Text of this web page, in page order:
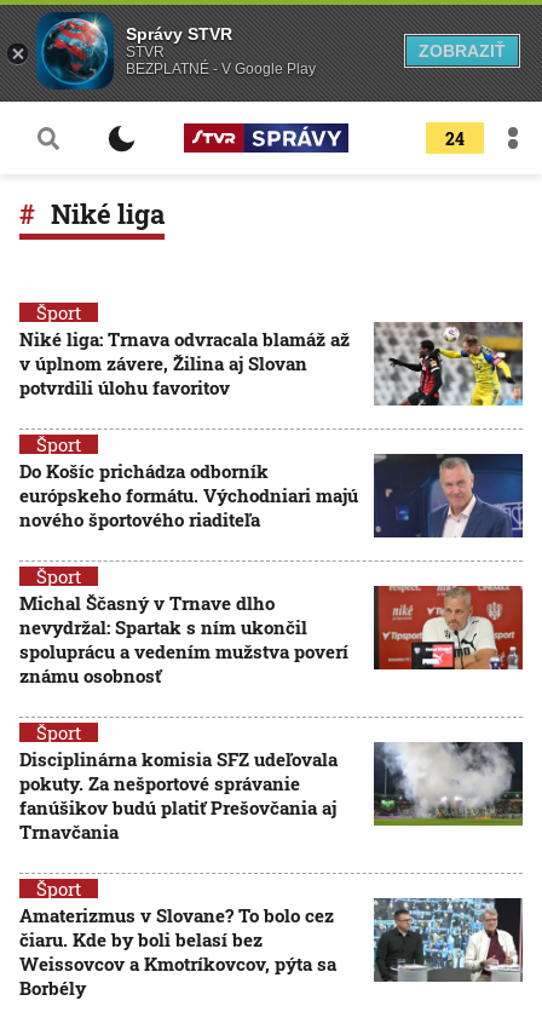
24
Niké liga
Šport
Niké liga: Trnava odvracala blamáž až
v úplnom závere, Žilina aj Slovan
potvrdili úlohu favoritov
Šport
Do Košíc prichádza odborník
európskeho formátu. Východniari majú
nového športového riaditeľa
Šport
Michal Ščasný v Trnave dlho
nevydržal: Spartak s ním ukončil
spoluprácu a vedením mužstva poverí
známu osobnosť
Šport
Disciplinárna komisia SFZ udeľovala
pokuty. Za nešportové správanie
fanúšikov budú platiť Prešovčania aj
Trnavčania
Šport
Amaterizmus v Slovane? To bolo cez
čiaru. Kde by boli belasí bez
Weissovcov a Kmotríkovcov, pýta sa
Borbély
Správy STVR
STVR
BEZPLATNÉ - V Google Play
ZOBRAZIŤ